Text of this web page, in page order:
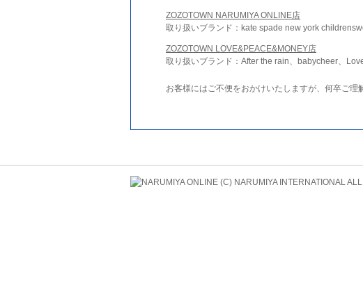
ZOZOTOWN NARUMIYA ONLINE店
取り扱いブランド：kate spade new york
ZOZOTOWN LOVE&PEACE&MONEY店
取り扱いブランド：After the rain、babycheer、
お客様にはご不便をおかけいたしますが、何卒ご理